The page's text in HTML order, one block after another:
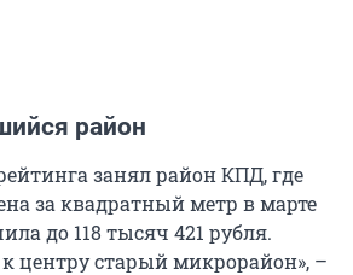
район
занял район КПД, где
за квадратный метр в марте
до 118 тысяч 421 рубля.
центру старый микрорайон», –